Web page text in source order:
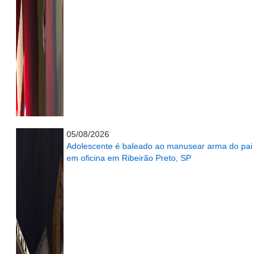
05/08/2026
Adolescente é baleado ao manusear arma do pai
em oficina em Ribeirão Preto, SP